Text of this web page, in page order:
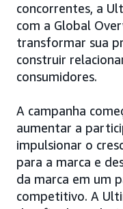
concorrentes, a
com a Global
transformar sua
construir
consumidores.
A campanha
aumentar a
impulsionar o
para a marca e
da marca em um
competitivo. A